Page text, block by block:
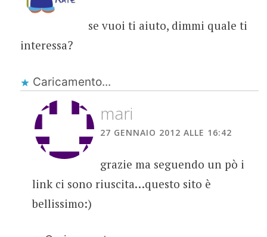
se vuoi ti aiuto, dimmi quale ti
interessa?
Caricamento...
mari
27 GENNAIO 2012 ALLE 16:42
grazie ma seguendo un pò i
link ci sono riuscita…questo sito è
bellissimo:)